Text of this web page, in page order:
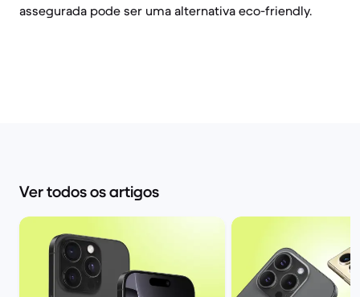
assegurada pode ser uma alternativa eco-friendly.
Ver todos os artigos